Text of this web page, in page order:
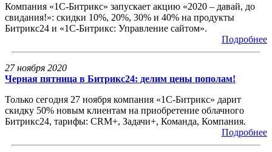
Компания «1С-Битрикс» запускает акцию «2020 – давай, до
свидания!»: скидки 10%, 20%, 30% и 40% на продукты
Битрикс24 и «1С-Битрикс: Управление сайтом».
Подробнее
27 ноября 2020
Черная пятница в Битрикс24: делим цены пополам!
Только сегодня 27 ноября компания «1С-Битрикс» дарит
скидку 50% новым клиентам на приобретение облачного
Битрикс24, тарифы: CRM+, Задачи+, Команда, Компания.
Подробнее